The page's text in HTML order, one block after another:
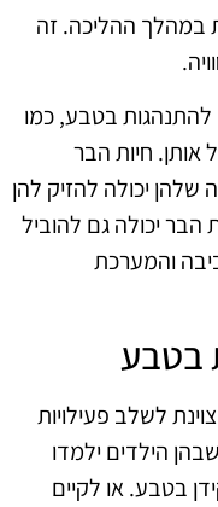
במהלך ההליכה. זה
בטבע, כמו
חיות הבר
יכולה להזיק להן
הבר יכולה גם להוביל
והמערכת
בטבע
לשלב פעילויות
הילדים ילמדו
בטבע. או לקיים